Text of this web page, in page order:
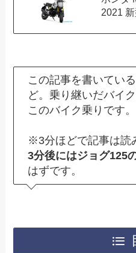
2021
この記事を書いてい
ど。乗り継いだバイ
このバイク乗りです。
※3分ほどで記事は読
3分後にはジョグ125
はずです。